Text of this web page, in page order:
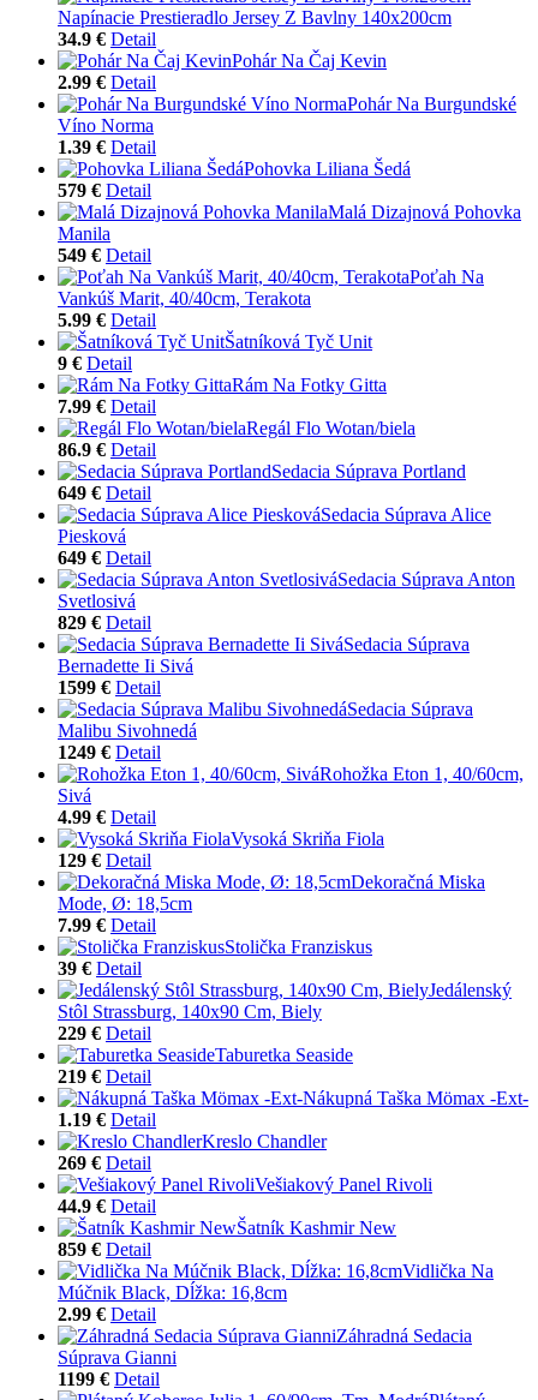
Napínacie Prestieradlo Jersey Z Bavlny 140x200cm
34.9 € Detail
Pohár Na Čaj Kevin
2.99 € Detail
Pohár Na Burgundské
Víno Norma
1.39 € Detail
Pohovka Liliana Šedá
579 € Detail
Malá Dizajnová Pohovka
Manila
549 € Detail
Poťah Na
Vankúš Marit, 40/40cm, Terakota
5.99 € Detail
Šatníková Tyč Unit
9 € Detail
Rám Na Fotky Gitta
7.99 € Detail
Regál Flo Wotan/biela
86.9 € Detail
Sedacia Súprava Portland
649 € Detail
Sedacia Súprava Alice
Piesková
649 € Detail
Sedacia Súprava Anton
Svetlosivá
829 € Detail
Sedacia Súprava
Bernadette Ii Sivá
1599 € Detail
Sedacia Súprava
Malibu Sivohnedá
1249 € Detail
Rohožka Eton 1, 40/60cm,
Sivá
4.99 € Detail
Vysoká Skriňa Fiola
129 € Detail
Dekoračná Miska
Mode, Ø: 18,5cm
7.99 € Detail
Stolička Franziskus
39 € Detail
Jedálenský
Stôl Strassburg, 140x90 Cm, Biely
229 € Detail
Taburetka Seaside
219 € Detail
Nákupná Taška Mömax -Ext-
1.19 € Detail
Kreslo Chandler
269 € Detail
Vešiakový Panel Rivoli
44.9 € Detail
Šatník Kashmir New
859 € Detail
Vidlička Na
Múčnik Black, Dĺžka: 16,8cm
2.99 € Detail
Záhradná Sedacia
Súprava Gianni
1199 € Detail